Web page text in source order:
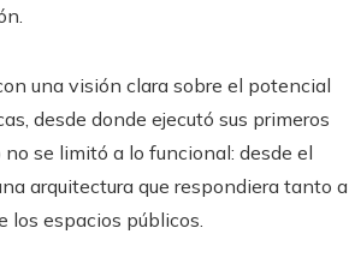
una visión clara sobre el potencial
desde donde ejecutó sus primeros
se limitó a lo funcional: desde el
arquitectura que respondiera tanto a
los espacios públicos.